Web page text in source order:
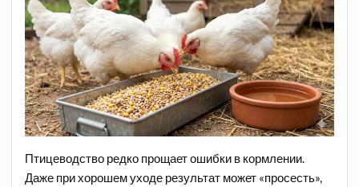
Птицеводство редко прощает ошибки в кормлении.
Даже при хорошем уходе результат может «просесть»,